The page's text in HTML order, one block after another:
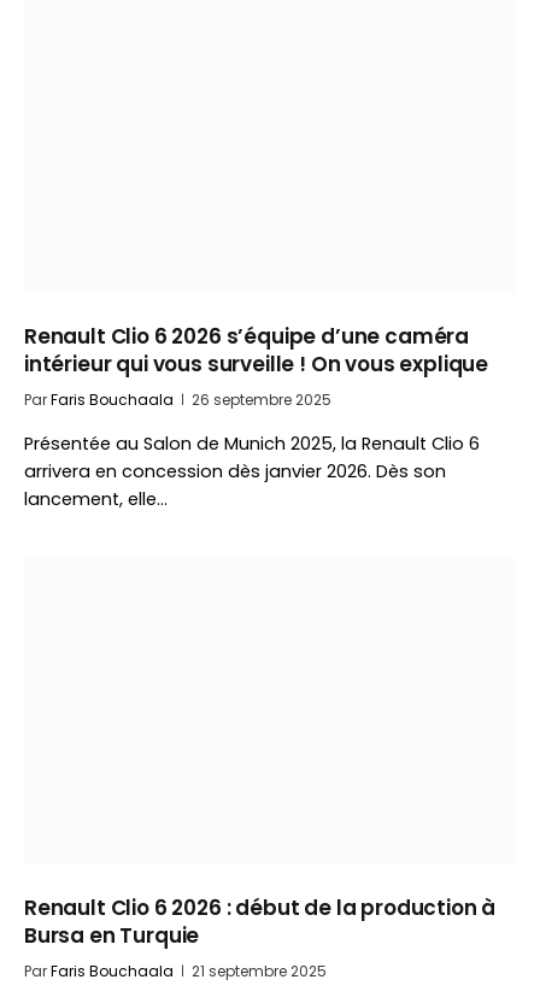
Renault Clio 6 2026 s’équipe d’une caméra
intérieur qui vous surveille ! On vous explique
ParFaris Bouchaala 26 septembre 2025
Présentée au Salon de Munich 2025, la Renault Clio 6
arrivera en concession dès janvier 2026. Dès son
lancement, elle…
Renault Clio 6 2026 : début de la production à
Bursa en Turquie
ParFaris Bouchaala 21 septembre 2025